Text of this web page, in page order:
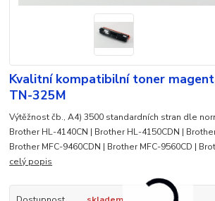
Kvalitní kompatibilní toner
TN-325M
Výtěžnost čb., A4) 3500 standardních stran dle
Brother HL-4140CN | Brother HL-4150CDN |
Brother MFC-9460CDN | Brother MFC-9560CD |
celý popis